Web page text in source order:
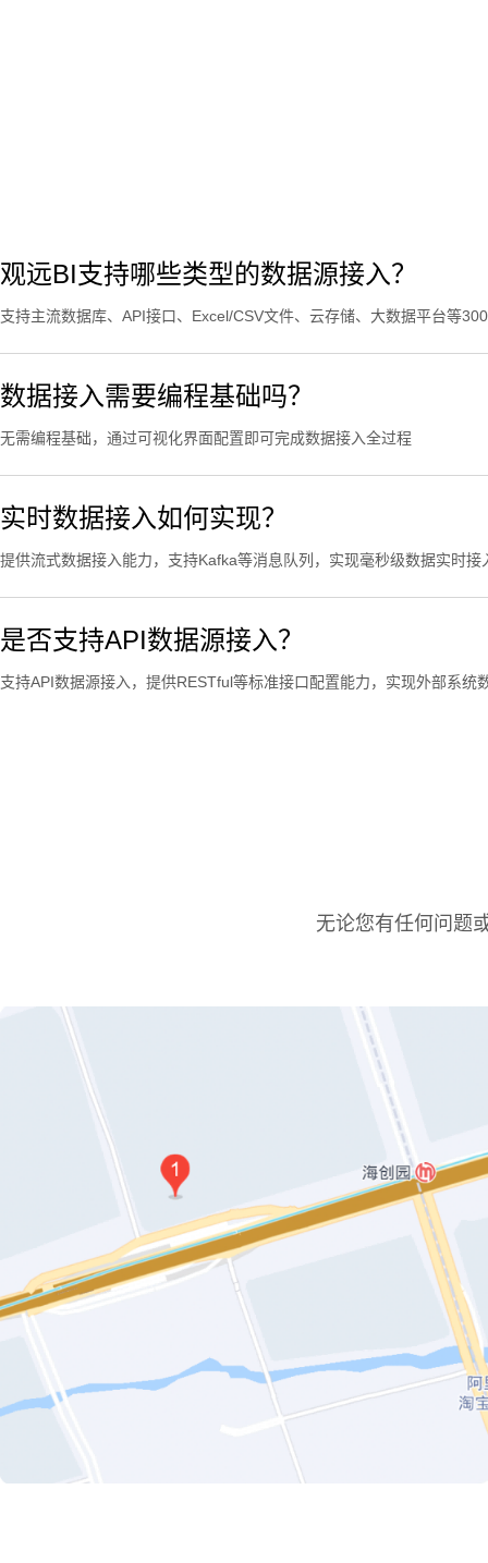
观远BI支持哪些类型的数据源接入？
支持主流数据库、API接口、Excel/CSV文件、云存储、大数据平台等
数据接入需要编程基础吗？
无需编程基础，通过可视化界面配置即可完成数据接入全过程
实时数据接入如何实现？
提供流式数据接入能力，支持Kafka等消息队列，实现毫秒级数据实时接
是否支持API数据源接入？
支持API数据源接入，提供RESTful等标准接口配置能力，实现外部系统
无论您有任何问题